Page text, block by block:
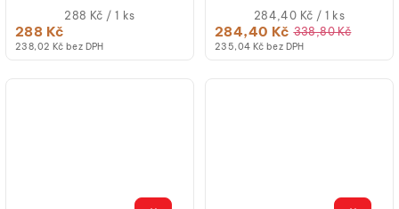
238,02 Kč bez DPH
288 Kč
Měrná
288 Kč / 1 ks
235,04 Kč bez DPH
284,40 Kč 338,80 Kč
Měrná
cena:
284,40 Kč / 1 ks